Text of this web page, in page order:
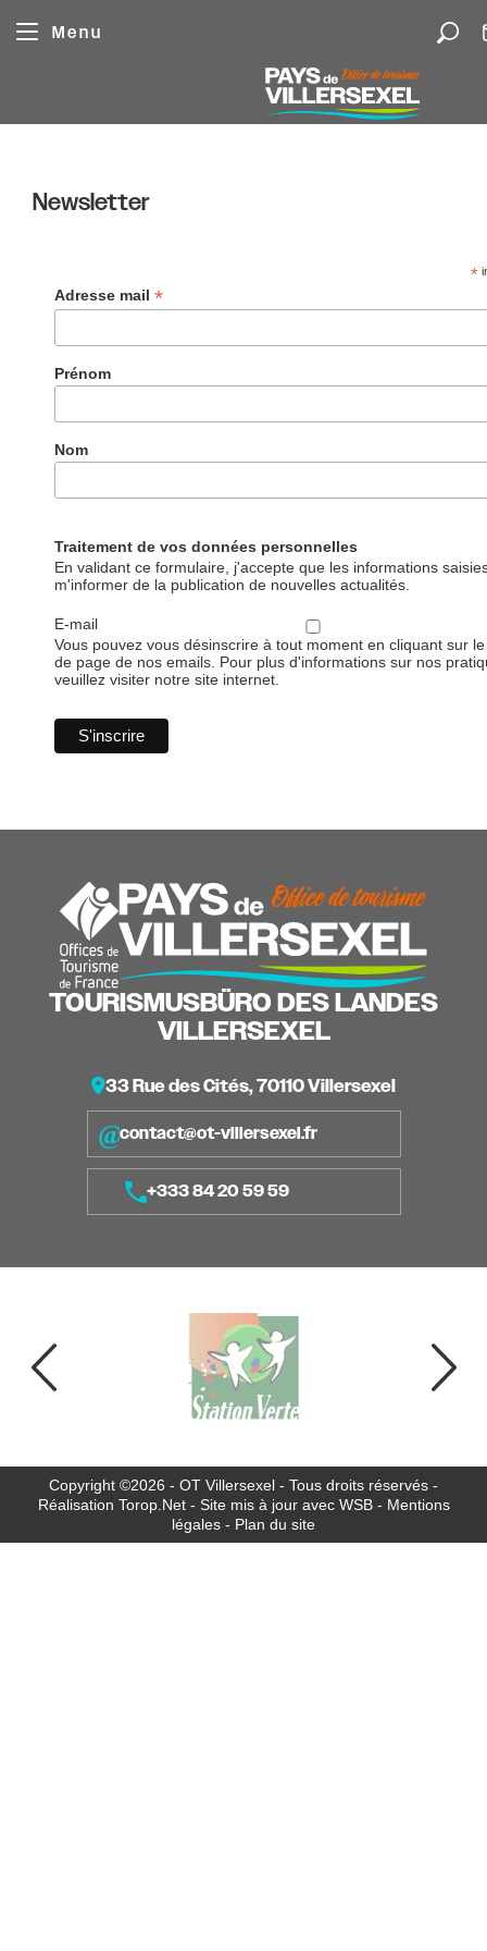
Menu
Newsletter
*
Adresse mail *
Prénom
Nom
Traitement de vos données personnelles
En validant ce formulaire, j'accepte que les informations
m'informer de la publication de nouvelles actualités.
E-mail
Vous pouvez vous désinscrire à tout moment en cliquant sur
de page de nos emails. Pour plus d'informations sur nos
veuillez visiter notre site internet.
TOURISMUSBÜRO DES LANDES
VILLERSEXEL
33 Rue des Cités, 70110 Villersexel
contact@ot-villersexel.fr
+333 84 20 59 59
Copyright ©2026 - OT Villersexel - Tous droits réservés -
Réalisation Torop.Net- Site mis à jour avec WSB- Mentions
légales - Plan du site